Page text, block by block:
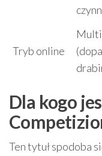
Tryb online
Dla kogo
Ten tytuł spodoba